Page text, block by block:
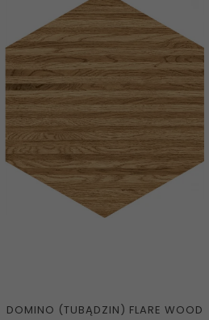
DOMINO (TUBĄDZIN) FLARE WOOD